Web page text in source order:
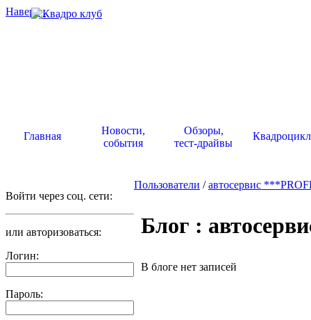
Наверх .
Главная
Новости,
события
Обзоры,
тест-драйвы
Войти через соц. сети:
или авторизоваться:
Логин:
Пароль:
Пользователи /автосервис
Блог :
В блоге нет записей